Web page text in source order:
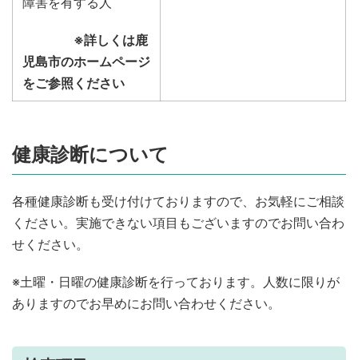
※詳しくは鹿
児島市のホームページ
をご参照ください
健康診断について
各種健康診断も受け付けておりますので、お気軽にご相談
ください。実施できない項目もございますのでお問い合わ
せください。
※土曜・日曜の健康診断を行っております。人数に限りが
ありますのでお早めにお問い合わせください。